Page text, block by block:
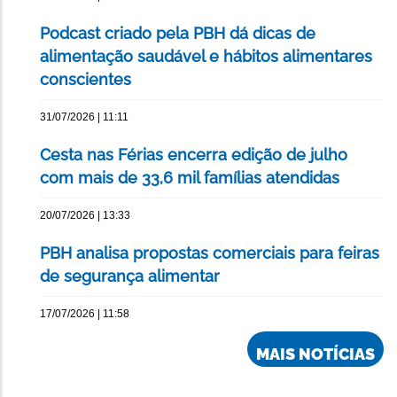
Podcast criado pela PBH dá dicas de
alimentação saudável e hábitos alimentares
conscientes
31/07/2026 | 11:11
Cesta nas Férias encerra edição de julho
com mais de 33,6 mil famílias atendidas
20/07/2026 | 13:33
PBH analisa propostas comerciais para feiras
de segurança alimentar
17/07/2026 | 11:58
MAIS NOTÍCIAS